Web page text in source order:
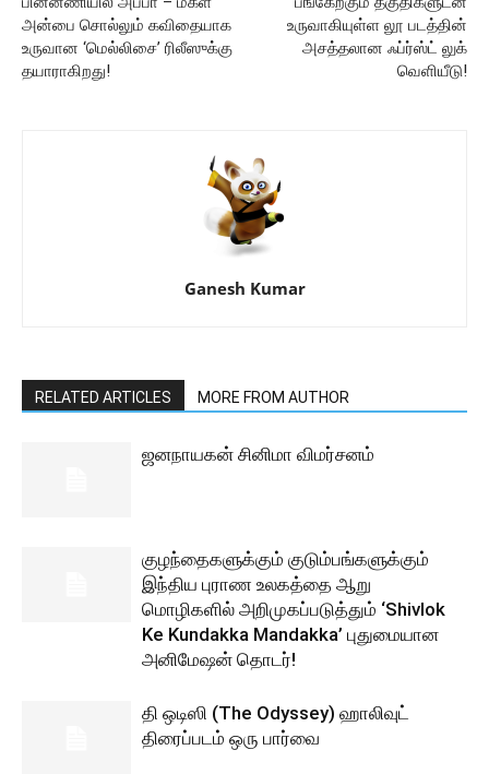
அன்பை சொல்லும் கவிதையாக
உருவான ‘மெல்லிசை’ ரிலீஸுக்கு
தயாராகிறது!
உருவாகியுள்ள லூ படத்தின்
அசத்தலான ஃப்ர்ஸ்ட் லுக்
வெளியீடு!
Ganesh Kumar
RELATED ARTICLES MORE FROM AUTHOR
ஜனநாயகன் சினிமா விமர்சனம்
குழந்தைகளுக்கும் குடும்பங்களுக்கும்
இந்திய புராண உலகத்தை ஆறு
மொழிகளில் அறிமுகப்படுத்தும் ‘Shivlok
Ke Kundakka Mandakka’ புதுமையான
அனிமேஷன் தொடர்!
தி ஒடிஸி (The Odyssey) ஹாலிவுட்
திரைப்படம் ஒரு பார்வை